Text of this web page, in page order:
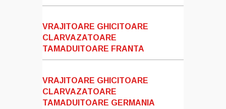
VRAJITOARE GHICITOARE
CLARVAZATOARE
TAMADUITOARE FRANTA
VRAJITOARE GHICITOARE
CLARVAZATOARE
TAMADUITOARE GERMANIA